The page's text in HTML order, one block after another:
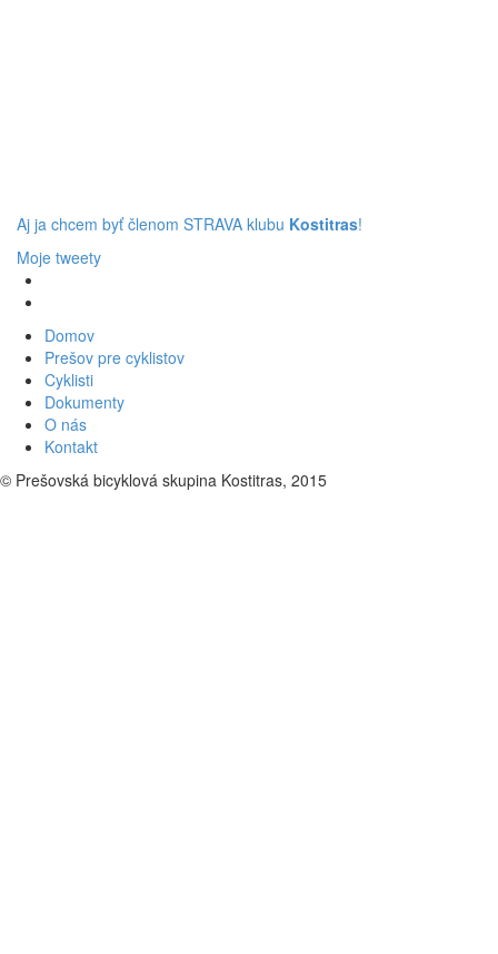
Aj ja chcem byť členom STRAVA klubu Kostitras!
Moje tweety
Domov
Prešov pre cyklistov
Cyklisti
Dokumenty
O nás
Kontakt
© Prešovská bicyklová skupina Kostitras, 2015